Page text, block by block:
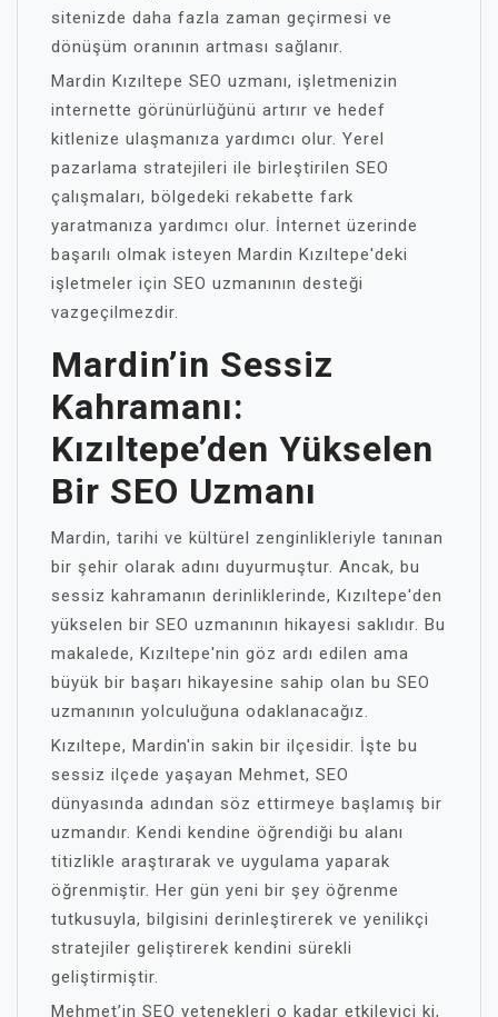
sitenizde daha fazla zaman geçirmesi ve
dönüşüm oranının artması sağlanır.
Mardin Kızıltepe SEO uzmanı, işletmenizin
internette görünürlüğünü artırır ve hedef
kitlenize ulaşmanıza yardımcı olur. Yerel
pazarlama stratejileri ile birleştirilen SEO
çalışmaları, bölgedeki rekabette fark
yaratmanıza yardımcı olur. İnternet üzerinde
başarılı olmak isteyen Mardin Kızıltepe'deki
işletmeler için SEO uzmanının desteği
vazgeçilmezdir.
Mardin’in Sessiz
Kahramanı:
Kızıltepe’den Yükselen
Bir SEO Uzmanı
Mardin, tarihi ve kültürel zenginlikleriyle tanınan
bir şehir olarak adını duyurmuştur. Ancak, bu
sessiz kahramanın derinliklerinde, Kızıltepe'den
yükselen bir SEO uzmanının hikayesi saklıdır. Bu
makalede, Kızıltepe'nin göz ardı edilen ama
büyük bir başarı hikayesine sahip olan bu SEO
uzmanının yolculuğuna odaklanacağız.
Kızıltepe, Mardin'in sakin bir ilçesidir. İşte bu
sessiz ilçede yaşayan Mehmet, SEO
dünyasında adından söz ettirmeye başlamış bir
uzmandır. Kendi kendine öğrendiği bu alanı
titizlikle araştırarak ve uygulama yaparak
öğrenmiştir. Her gün yeni bir şey öğrenme
tutkusuyla, bilgisini derinleştirerek ve yenilikçi
stratejiler geliştirerek kendini sürekli
geliştirmiştir.
Mehmet’in SEO yetenekleri o kadar etkileyici ki,